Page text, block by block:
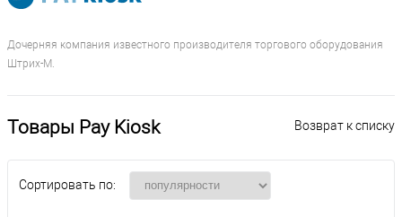
Дочерняя компания известного производителя торгового оборудования
Штрих-М.
Возврат к списку
Товары Pay Kiosk
Сортировать по: